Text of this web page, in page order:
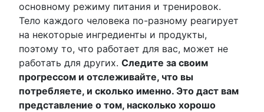
основному режиму питания и тренировок.
Тело каждого человека по-разному реагирует
на некоторые ингредиенты и продукты,
поэтому то, что работает для вас, может не
работать для других. Следите за своим
прогрессом и отслеживайте, что вы
потребляете, и сколько именно. Это даст вам
представление о том, насколько хорошо